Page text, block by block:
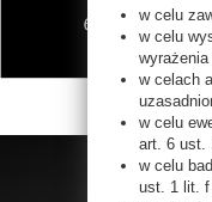
w celu
w celu
w celach
w celu
art. 6 ust.
w celu
ust. 1 lit. f